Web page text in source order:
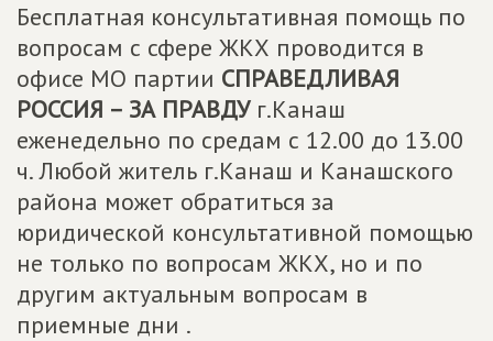
Бесплатная консультативная помощь по
вопросам с сфере ЖКХ проводится в
офисе МО партии СПРАВЕДЛИВАЯ
РОССИЯ – ЗА ПРАВДУг.Канаш
еженедельно по средам с 12.00 до 13.00
ч. Любой житель г.Канаш и Канашского
района может обратиться за
юридической консультативной помощью
не только по вопросам ЖКХ, но и по
другим актуальным вопросам в
приемные дни .